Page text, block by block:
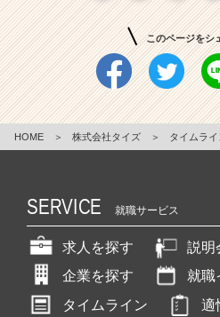
このページをシ
HOME ＞ 株式会社タイズ ＞ タイムラ
SERVICE 就職サービス
求人を探す
説明
企業を探す
就職
タイムライン
適